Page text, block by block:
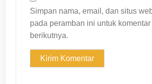
Simpan nama, email, dan situs
pada peramban ini untuk komentar
berikutnya.